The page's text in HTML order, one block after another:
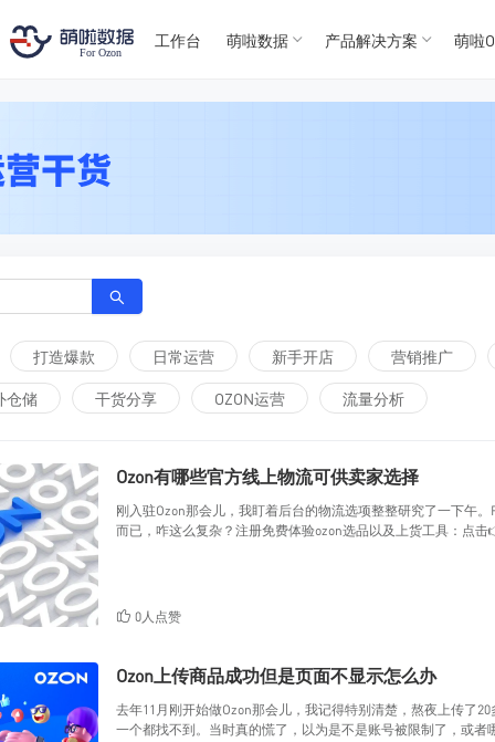
工作台 萌啦数据 产品解决方案 萌啦
打造爆款 日常运营 新手开店 营销推广
仓储 干货分享 OZON运营 流量分析
Ozon有哪些官方线上物流可供卖家选择
刚入驻Ozon那会儿，我盯着后台的物流选项整整研究了一下午
而已，咋这么复杂？注册免费体验ozon选品以及上货工具：点击
0人点赞
Ozon上传商品成功但是页面不显示怎么办
去年11月刚开始做Ozon那会儿，我记得特别清楚，熬夜上传了
一个都找不到。当时真的慌了，以为是不是账号被限制了，或者